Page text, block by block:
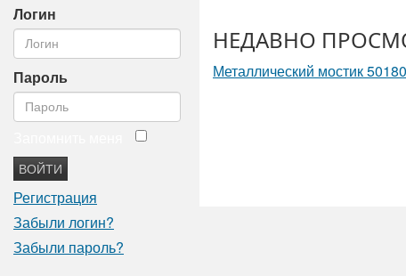
Логин
Пароль
ВОЙТИ
Регистрация
Забыли логин?
Забыли пароль?
НЕДАВНО
Металлический мостик